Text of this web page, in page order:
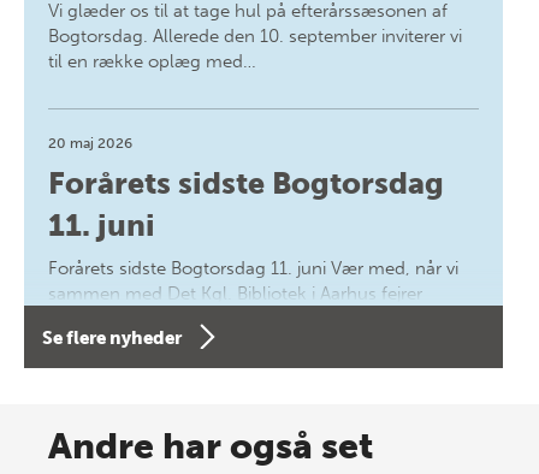
Vi glæder os til at tage hul på efterårssæsonen af
Bogtorsdag. Allerede den 10. september inviterer vi
til en række oplæg med…
20 maj 2026
Forårets sidste Bogtorsdag
11. juni
Forårets sidste Bogtorsdag 11. juni Vær med, når vi
sammen med Det Kgl. Bibliotek i Aarhus fejrer
forfatterne bag vores nyes…
Spar op til 70% til sommer-
Se flere nyheder
Andre har også set